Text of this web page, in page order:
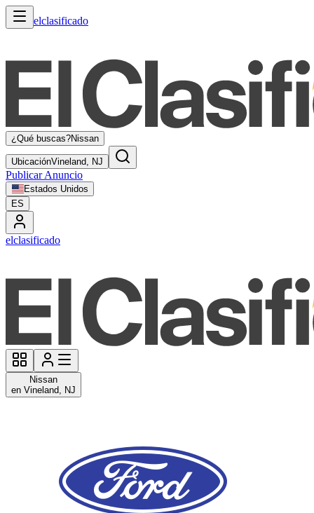
elclasificado
¿Qué buscas?Nissan
UbicaciónVineland, NJ
Publicar Anuncio
Estados Unidos
ES
elclasificado
Nissan
en Vineland, NJ